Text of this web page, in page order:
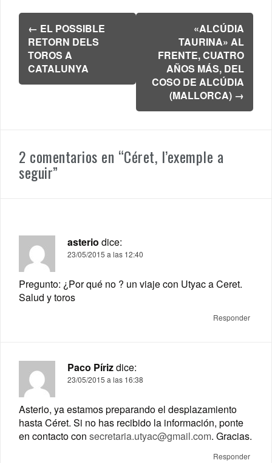
Navegación
de
entradas
← EL POSSIBLE
RETORN DELS
TOROS A
CATALUNYA
«ALCÚDIA
TAURINA» AL
FRENTE, CUATRO
AÑOS MÁS, DEL
COSO DE ALCÚDIA
(MALLORCA) →
2 comentarios en “Céret, l’exemple a
seguir”
asterio dice:
23/05/2015 a las 12:40
Pregunto: ¿Por qué no ? un viaje con Utyac a Ceret.
Salud y toros
Responder
Paco Pírizdice:
23/05/2015 a las 16:38
Asterio, ya estamos preparando el desplazamiento
hasta Céret. Si no has recibido la información, ponte
en contacto con secretaria.utyac@gmail.com. Gracias.
Responder